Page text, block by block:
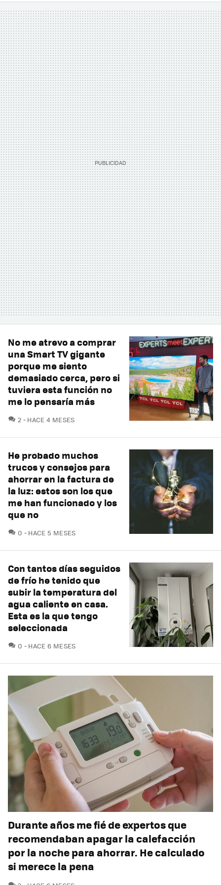
No me atrevo a comprar
una Smart TV gigante
porque me siento
demasiado cerca, pero si
tuviera esta función no
me lo pensaría más
2 COMENTARIOS
HACE 4 MESES
He probado muchos
trucos y consejos para
ahorrar en la factura de
la luz: estos son los que
me han funcionado y los
que no
0 COMENTARIOS
HACE 5 MESES
Con tantos días seguidos
de frío he tenido que
subir la temperatura del
agua caliente en casa.
Esta es la que tengo
seleccionada
0 COMENTARIOS
HACE 6 MESES
Durante años me fié de expertos que
recomendaban apagar la calefacción
por la noche para ahorrar. He calculado
si merece la pena